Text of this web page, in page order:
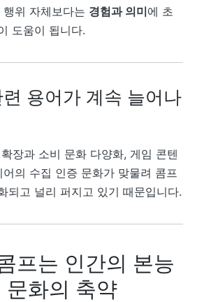
위 자체보다는 경험과 의미에 초
도움이 됩니다.
용어가 계속 늘어나
장과 소비 문화 다양화, 게임 콘텐
의 수집 인증 문화가 맞물려 콤프
되고 널리 퍼지고 있기 때문입니다.
프는 인간의 본능
문화의 축약